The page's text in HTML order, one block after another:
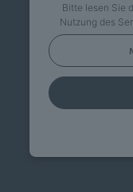
Bitte lesen Sie
Nutzung des